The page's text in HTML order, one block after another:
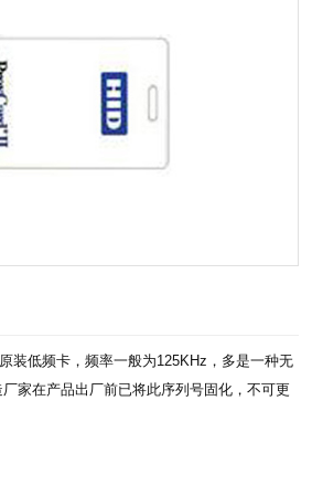
装低频卡，频率一般为125KHz，多是一种无
家在产品出厂前已将此序列号固化，不可更